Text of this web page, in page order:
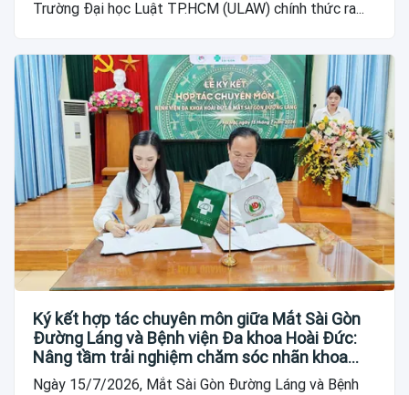
Trường Đại học Luật TP.HCM (ULAW) chính thức ra...
Ký kết hợp tác chuyên môn giữa Mắt Sài Gòn
Đường Láng và Bệnh viện Đa khoa Hoài Đức:
Nâng tầm trải nghiệm chăm sóc nhãn khoa
cho người dân
Ngày 15/7/2026, Mắt Sài Gòn Đường Láng và Bệnh